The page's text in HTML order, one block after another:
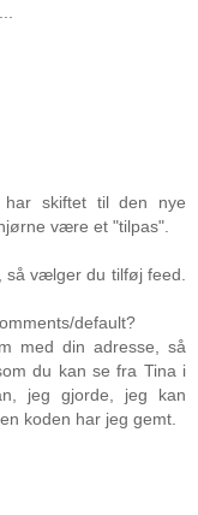
har skiftet til den nye
være et "tilpas".
vælger du tilføj feed.
default?
med din adresse, så
du kan se fra Tina i
jeg gjorde, jeg kan
koden har jeg gemt.